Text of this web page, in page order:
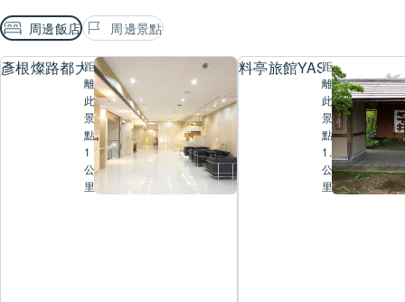
周邊飯店 周邊景點
彥根燦路都大飯店
距
離
此
景
點
1
公
里
料亭旅館YASU井
距
離
此
景
點
1.6
公
里